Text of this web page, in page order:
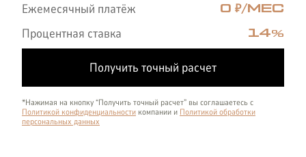
Ежемесячный платёж 0 ₽/МЕС
Процентная ставка 14%
Получить точный расчет
*Нажимая на кнопку “Получить точный расчет” вы соглашаетесь с
Политикой конфиденциальности компании и Политикой обработки
персональных данных